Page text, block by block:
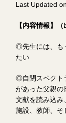
Last Updated
【内容情報】（
◎先生には、も
たい
◎自閉スペクト
があった父親の
文献を読み込み
施設、教師、